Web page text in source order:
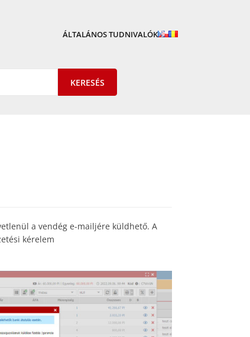
ÁLTALÁNOS TUDNIVALÓK
a vendég e-mailjére küldhető. A
kérelem